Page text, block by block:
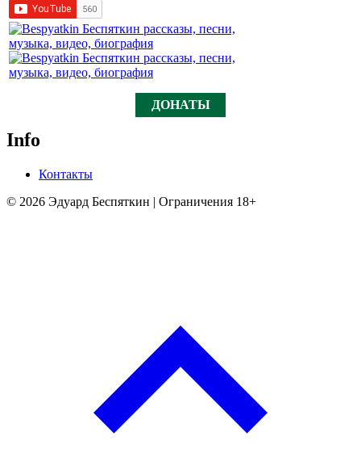
ДОНАТЫ
Info
Контакты
© 2026 Эдуард Беспяткин | Ограничения 18+